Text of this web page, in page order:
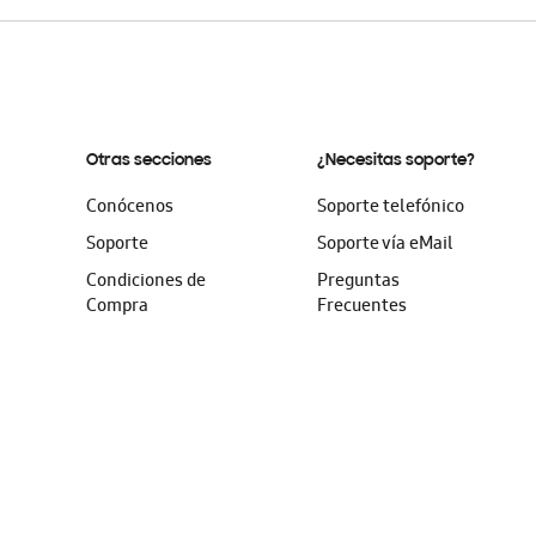
Otras secciones
Conócenos
Soporte
Condiciones de
Compra
¿Necesitas soporte?
Soporte telefónico
Soporte vía eMail
Preguntas
Frecuentes